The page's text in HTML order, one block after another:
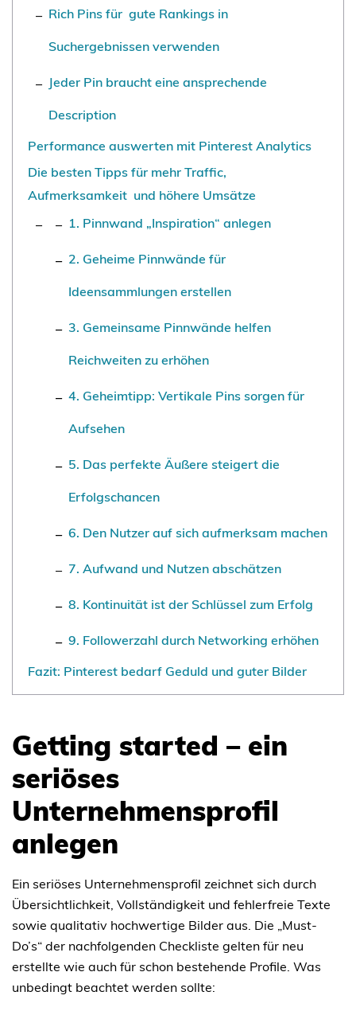
Rich Pins für gute Rankings in
Suchergebnissen verwenden
Jeder Pin braucht eine ansprechende
Description
Performance auswerten mit Pinterest Analytics
Die besten Tipps für mehr Traffic,
Aufmerksamkeit und höhere Umsätze
1. Pinnwand „Inspiration“ anlegen
2. Geheime Pinnwände für
Ideensammlungen erstellen
3. Gemeinsame Pinnwände helfen
Reichweiten zu erhöhen
4. Geheimtipp: Vertikale Pins sorgen für
Aufsehen
5. Das perfekte Äußere steigert die
Erfolgschancen
6. Den Nutzer auf sich aufmerksam machen
7. Aufwand und Nutzen abschätzen
8. Kontinuität ist der Schlüssel zum Erfolg
9. Followerzahl durch Networking erhöhen
Fazit: Pinterest bedarf Geduld und guter Bilder
Getting started – ein
seriöses
Unternehmensprofil
anlegen
Ein seriöses Unternehmensprofil zeichnet sich durch
Übersichtlichkeit, Vollständigkeit und fehlerfreie Texte
sowie qualitativ hochwertige Bilder aus. Die „Must-
Do’s“ der nachfolgenden Checkliste gelten für neu
erstellte wie auch für schon bestehende Profile. Was
unbedingt beachtet werden sollte: